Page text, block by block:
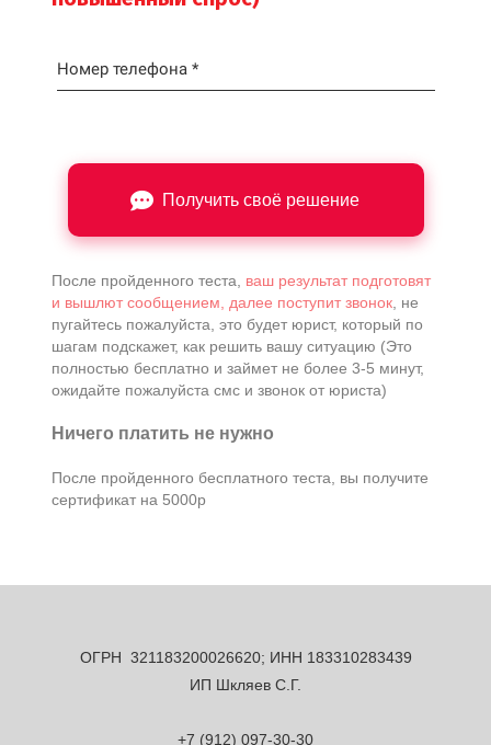
Номер телефона *
Получить своё решение
После пройденного теста, ваш результат подготовят
и вышлют сообщением, далее поступит звонок, не
пугайтесь пожалуйста, это будет юрист, который по
шагам подскажет, как решить вашу ситуацию (Это
полностью бесплатно и займет не более 3-5 минут,
ожидайте пожалуйста смс и звонок от юриста)
Ничего платить не нужно
После пройденного бесплатного теста, вы получите
сертификат на 5000р
ОГРН 321183200026620; ИНН 183310283439
ИП Шкляев С.Г.
+7 (912) 097-30-30